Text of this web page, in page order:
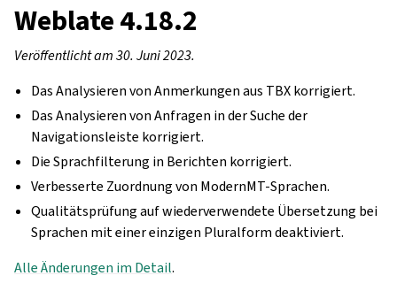
Weblate 4.18.2
Veröffentlicht am 30. Juni 2023.
Das Analysieren von Anmerkungen aus TBX korrigiert.
Das Analysieren von Anfragen in der Suche der
Navigationsleiste korrigiert.
Die Sprachfilterung in Berichten korrigiert.
Verbesserte Zuordnung von ModernMT-Sprachen.
Qualitätsprüfung auf wiederverwendete Übersetzung bei
Sprachen mit einer einzigen Pluralform deaktiviert.
Alle Änderungen im Detail.